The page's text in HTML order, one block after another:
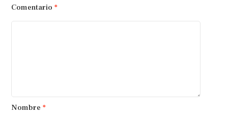
Comentario *
Nombre *